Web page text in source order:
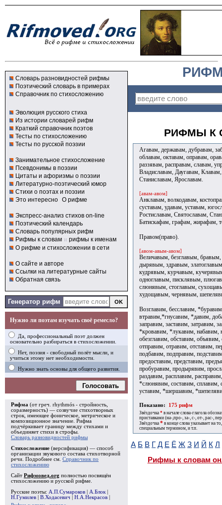
Словарь разновидностей рифмы
Поэтический словарь в примерах
Справочник по стихосложению
Эволюция русского стиха
Из истории словарей рифм
Краткий справочник поэтов
Тесты по стихосложению
Тесты по русской поэзии
Занимательное стихосложение
Псевдонимы в поэзии
Цитаты и афоризмы о поэзии
Литературно-поэтический юмор
Стихи о поэтах и поэзии
Это интересно О рифме
Экспресс-анализ стихов on-line
Поэтический календарь
Словарь популярных рифм
Рифмы к словам и рифмы к именам
О рифме и стихосложении в сети
О сайте и авторе
Ссылки на литературные сайты
Обратная связь
Генератор рифм
Нужно ли поэтам изучать своё ремесло?
Да, профессиональный поэт должен
основательно разбираться в стихосложении.
Нет, поэзия - свободный полёт мысли, и
учиться этому нет необходимости.
Нужно знать основы для общего развития.
Голосовать
Рифма (от греч. rhythmós - стройность,
соразмерность) — созвучие стихотворных
строк, имеющее фоническое, метрическое и
композиционное значение. Рифма
подчёркивает границу между стихами и
объединяет стихи в строфы
Словарь разновидностей рифмы
Стихосложение (версификация) — способ
организации звукового состава стихотворной
речи. Подробнее см. Справочник по
стихосложению
Сайт Рифмовед.org полностью посвящён
стихосложению и русской рифме.
Русские поэты: А.П.Сумароков А.Блок
Н.Гумилев
В.Ходасевич Н.А.Некрасов
РИФМЫ К
Агавам, державам, дубравам,
облавам, октавам, оправам,
раззявам, расправам, славам,
Владиславам, Даугавам,
Станиславам, Ярославам.
[авам-авом]
Анклавам, волкодавам,
суставам, удавам, уставам,
Ростиславам, Святославам,
Батискафам, графам, жирафам,
Правом(право).
[авом-авым-авом]
Величавым, безглавым,
дырявым, здравым,
кудрявым, курчавым,
одноглавым, писклявым,
слюнявым, стоглавым,
худощавым, чернявым,
Возглавим, бесславим,
втравим,*гнусавим, *давим,
заправим, заставим, затравим,
*кровавим, *лукавим, набавим,
обезглавим, обставим,
отправим, отравим, отставим,
подбавим, подправим,
предоставим, представим,
пробуравим, продырявим,
раздавим, расплавим,
*слюнявим, составим, сплавим,
уставим, *шершавим,
Показано: 175 рифм
Звёздочка * в начале слова-глагола
приставками (на-,про-, за-, с-, от-, рас-,
Звёздочка * в конце слова указывает на
специальным термином, и т.п.
А Б В Г Д Е Ё Ж З И Й К Л
Рифмы к словам